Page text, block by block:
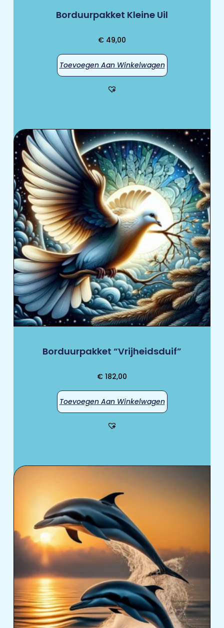
Borduurpakket Kleine Uil
€ 49,00
Toevoegen Aan Winkelwagen
Borduurpakket “Vrijheidsduif”
€ 182,00
Toevoegen Aan Winkelwagen